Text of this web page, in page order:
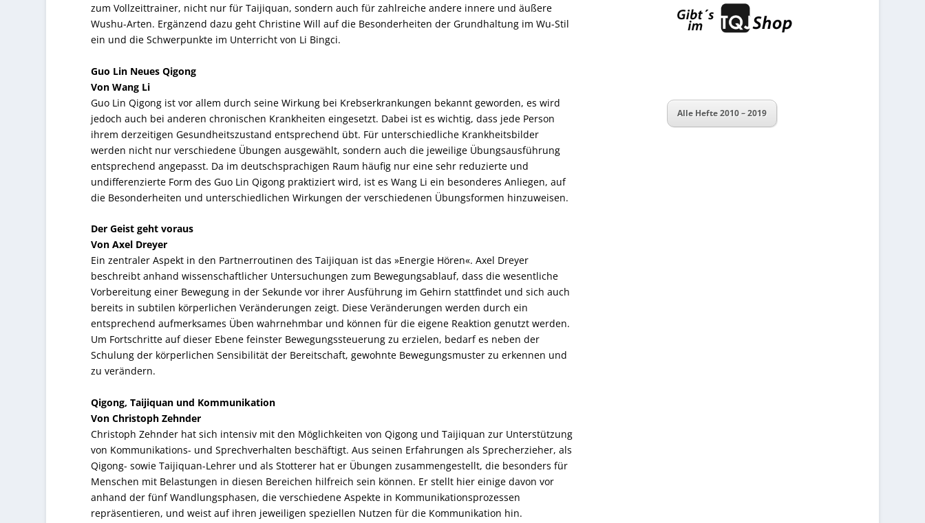
zum Vollzeittrainer, nicht nur für Taijiquan, sondern auch für zahlreiche andere innere und äußere
Wushu-Arten. Ergänzend dazu geht Christine Will auf die Besonderheiten der Grundhaltung im Wu-Stil
ein und die Schwerpunkte im Unterricht von Li Bingci.
Guo Lin Neues Qigong
Von Wang Li
Guo Lin Qigong ist vor allem durch seine Wirkung bei Krebserkrankungen bekannt geworden, es wird
jedoch auch bei anderen chronischen Krankheiten eingesetzt. Dabei ist es wichtig, dass jede Person
ihrem derzeitigen Gesundheitszustand entsprechend übt. Für unterschiedliche Krankheitsbilder
werden nicht nur verschiedene Übungen ausgewählt, sondern auch die jeweilige Übungsausführung
entsprechend angepasst. Da im deutschsprachigen Raum häufig nur eine sehr reduzierte und
undifferenzierte Form des Guo Lin Qigong praktiziert wird, ist es Wang Li ein besonderes Anliegen, auf
die Besonderheiten und unterschiedlichen Wirkungen der verschiedenen Übungsformen hinzuweisen.
Der Geist geht voraus
Von Axel Dreyer
Ein zentraler Aspekt in den Partnerroutinen des Taijiquan ist das »Energie Hören«. Axel Dreyer
beschreibt anhand wissenschaftlicher Untersuchungen zum Bewegungsablauf, dass die wesentliche
Vorbereitung einer Bewegung in der Sekunde vor ihrer Ausführung im Gehirn stattfindet und sich auch
bereits in subtilen körperlichen Veränderungen zeigt. Diese Veränderungen werden durch ein
entsprechend aufmerksames Üben wahrnehmbar und können für die eigene Reaktion genutzt werden.
Um Fortschritte auf dieser Ebene feinster Bewegungssteuerung zu erzielen, bedarf es neben der
Schulung der körperlichen Sensibilität der Bereitschaft, gewohnte Bewegungsmuster zu erkennen und
zu verändern.
Qigong, Taijiquan und Kommunikation
Von Christoph Zehnder
Christoph Zehnder hat sich intensiv mit den Möglichkeiten von Qigong und Taijiquan zur Unterstützung
von Kommunikations- und Sprechverhalten beschäftigt. Aus seinen Erfahrungen als Sprecherzieher, als
Qigong- sowie Taijiquan-Lehrer und als Stotterer hat er Übungen zusammengestellt, die besonders für
Menschen mit Belastungen in diesen Bereichen hilfreich sein können. Er stellt hier einige davon vor
anhand der fünf Wandlungsphasen, die verschiedene Aspekte in Kommunikationsprozessen
repräsentieren, und weist auf ihren jeweiligen speziellen Nutzen für die Kommunikation hin.
Alle Hefte 2010 – 2019